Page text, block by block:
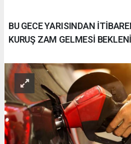
BU GECE YARISINDAN
KURUŞ ZAM GELMESİ